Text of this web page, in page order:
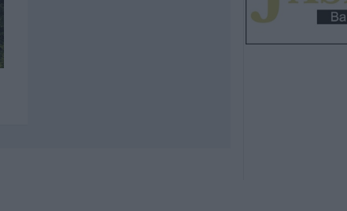
Συνάντηση της
Θεσσαλίας με
ΕΛΓΑ για τους